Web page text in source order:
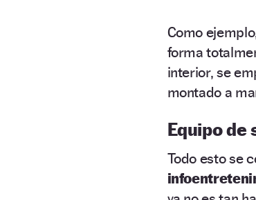
Como
forma
interior, se
montado a
Equipo de
Todo esto se